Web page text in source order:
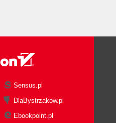
Sensus.pl
DlaBystrzakow.pl
Ebookpoint.pl